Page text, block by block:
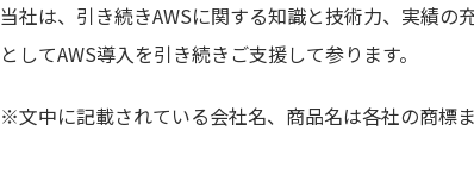
当社は、引き続きAWSに関する知識と技術力、実績
としてAWS導入を引き続きご支援して参ります。
※文中に記載されている会社名、商品名は各社の商標ま